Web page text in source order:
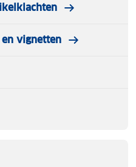
vignetten